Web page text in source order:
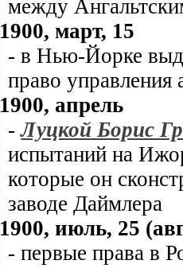
между
1900, март, 15
- в Нью-Йорке
право
1900, апрель
-Луцкой Борис
испытаний на
которые он
заводе Даймлера
1900, июль, 25
- первые права в